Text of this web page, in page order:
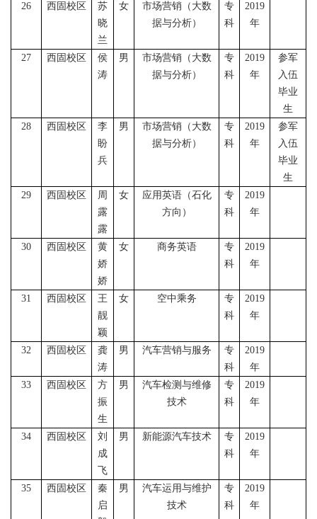
26
西固校区
苏
晓
兰
女
市场营销（大数
据与分析）
专
科
2019
年
27 西固校区
侯
涛
男
市场营销（大数
据与分析）
专
科
2019
年
参军
入伍
毕业
生
28
西固校区
李
盼
兵
男
市场营销（大数
据与分析）
专
科
2019
年
参军
入伍
毕业
生
29
西固校区
周
露
露
女
应用英语（石化
方向）
专
科
2019
年
30 西固校区
黄
娇
娇
女 商务英语
专
科
2019
年
31 西固校区
王
靓
颖
女 空中乘务
专
科
2019
年
32 西固校区
龚
涛
男 汽车营销与服务
专
科
2019
年
33
西固校区
方
振
生
男
汽车检测与维修
技术
专
科
2019
年
34 西固校区
刘
成
飞
男 新能源汽车技术
专
科
2019
年
35 西固校区
秦
启
男
汽车运用与维护
技术
专
科
2019
年